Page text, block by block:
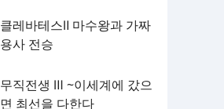
클레바테스Ⅱ 마수왕과 가짜
용사 전승
무직전생 Ⅲ ~이세계에 갔으
면 최선을 다한다